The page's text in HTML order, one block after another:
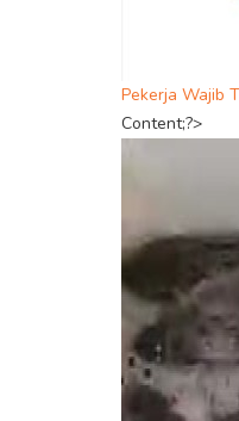
Pekerja Wajib
Content;?>